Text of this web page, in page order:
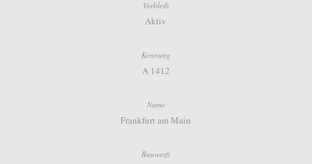
Aktiv
A 1412
Frankfurt am Main